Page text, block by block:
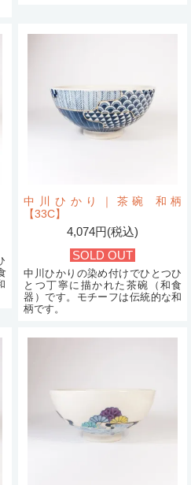
中川ひかり｜茶碗 和柄
【33C】
4,074円(税込)
SOLD OUT
中川ひかりの染め付けでひとつひ
とつ丁寧に描かれた茶碗（和食
器）です。モチーフは伝統的な和
柄です。